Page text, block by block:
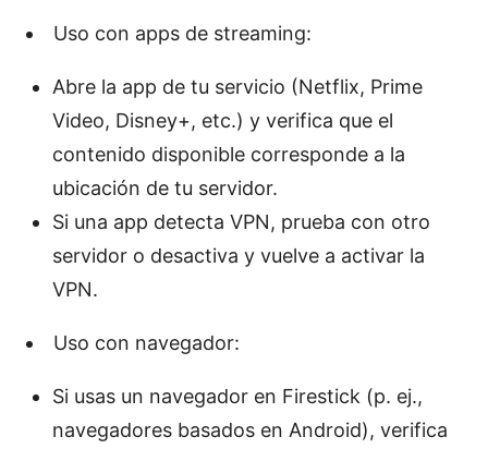
Uso con apps de streaming:
Abre la app de tu servicio (Netflix, Prime
Video, Disney+, etc.) y verifica que el
contenido disponible corresponde a la
ubicación de tu servidor.
Si una app detecta VPN, prueba con otro
servidor o desactiva y vuelve a activar la
VPN.
Uso con navegador:
Si usas un navegador en Firestick (p. ej.,
navegadores basados en Android), verifica